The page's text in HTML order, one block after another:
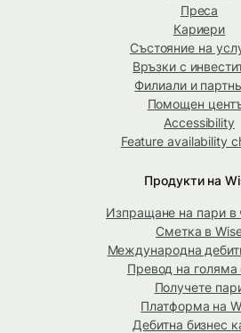
Преса
Кариери
Състояние на
Връзки с
Филиали и
Помощен
Accessibility
Feature availability
Продукти на
Изпращане на пари в
Сметка в
Международна
Превод на голяма
Получете
Платформа на
Дебитна бизнес